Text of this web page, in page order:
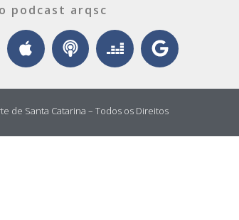
podcast arqsc
de Santa Catarina – Todos os Direitos